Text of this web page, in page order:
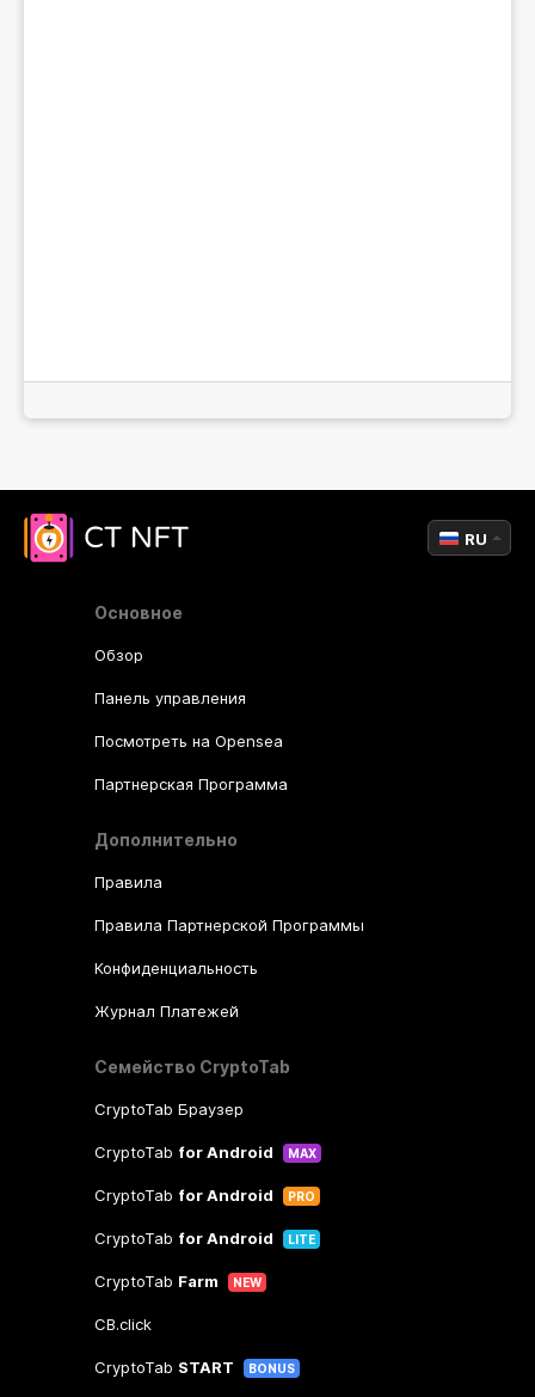
Основное
Обзор
Панель управления
Посмотреть на Opensea
Партнерская Программа
Дополнительно
Правила
Правила Партнерской Программы
Конфиденциальность
Журнал Платежей
Семейство CryptoTab
CryptoTab Браузер
CryptoTab for Android MAX
CryptoTab for Android PRO
CryptoTab for Android LITE
CryptoTab Farm NEW
CB.click
CryptoTab START BONUS
RU